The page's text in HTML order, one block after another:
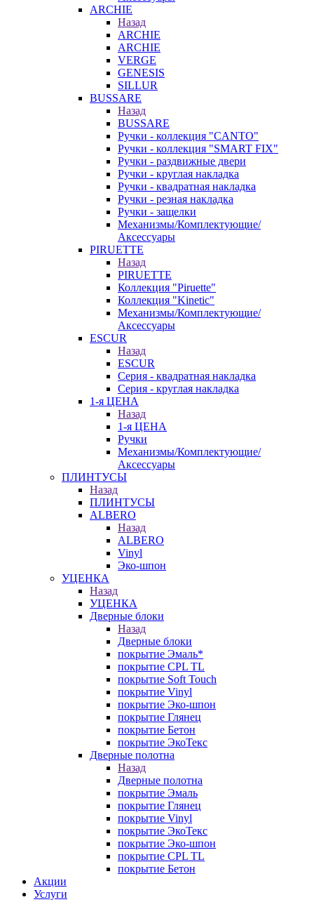
ARCHIE
Назад
ARCHIE
ARCHIE
VERGE
GENESIS
SILLUR
BUSSARE
Назад
BUSSARE
Ручки - коллекция "CANTO"
Ручки - коллекция "SMART FIX"
Ручки - раздвижные двери
Ручки - круглая накладка
Ручки - квадратная накладка
Ручки - резная накладка
Ручки - защелки
Механизмы/Комплектующие/
Аксессуары
PIRUETTE
Назад
PIRUETTE
Коллекция "Piruette"
Коллекция "Kinetic"
Механизмы/Комплектующие/
Аксессуары
ESCUR
Назад
ESCUR
Серия - квадратная накладка
Серия - круглая накладка
1-я ЦЕНА
Назад
1-я ЦЕНА
Ручки
Механизмы/Комплектующие/
Аксессуары
ПЛИНТУСЫ
Назад
ПЛИНТУСЫ
ALBERO
Назад
ALBERO
Vinyl
Эко-шпон
УЦЕНКА
Назад
УЦЕНКА
Дверные блоки
Назад
Дверные блоки
покрытие Эмаль*
покрытие CPL TL
покрытие Soft Touch
покрытие Vinyl
покрытие Эко-шпон
покрытие Глянец
покрытие Бетон
покрытие ЭкоТекс
Дверные полотна
Назад
Дверные полотна
покрытие Эмаль
покрытие Глянец
покрытие Vinyl
покрытие ЭкоТекс
покрытие Эко-шпон
покрытие CPL TL
покрытие Бетон
Акции
Услуги